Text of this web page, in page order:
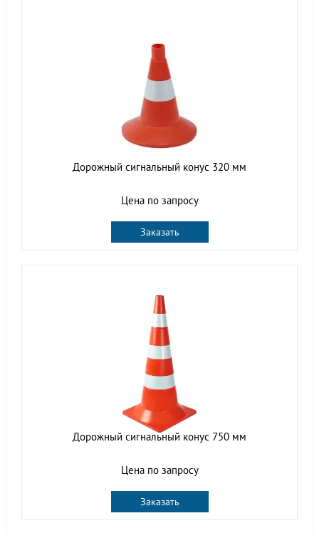
Дорожный сигнальный конус 320 мм
Цена по запросу
Заказать
Дорожный сигнальный конус 750 мм
Цена по запросу
Заказать